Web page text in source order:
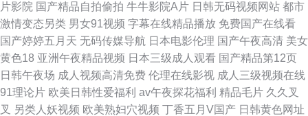
片影院 国产精品自拍偷拍 牛牛影院A片 日韩无码视频网站 都市
激情变态另类 男女91视频 字幕在线精品播放 免费国产在线看
国产婷婷五月天 无码传媒导航 日本电影伦理 国产午夜高清 美女
黄色18 亚洲午夜精品视频 日本三级成人观看 国产精品第12页
日韩午夜场 成人视频高清免费 伦理在线影视 成人三级视频在线
91理论片 欧美日韩性爱福利 av午夜探花福利 精品毛片 久久叉
叉 另类人妖视频 欧美熟妇穴视频 丁香五月V国产 日韩黄色网址